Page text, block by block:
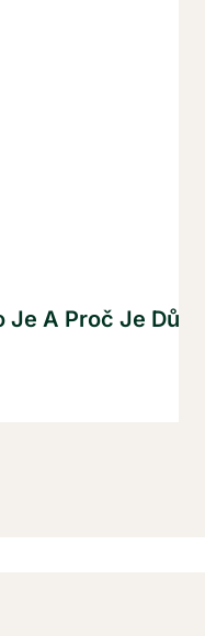
Je A Proč Je